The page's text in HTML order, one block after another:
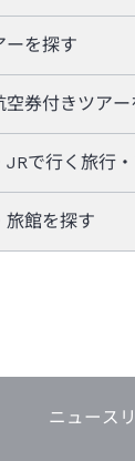
ーを探す
券付きツアー
で行く旅行
旅館を探す
ニュース